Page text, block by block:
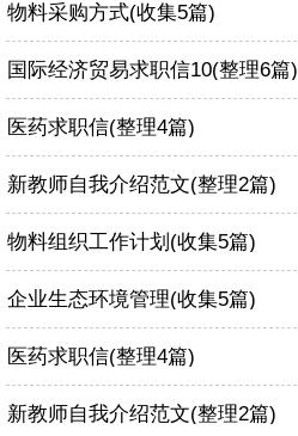
物料采购方式(收集5篇)
国际经济贸易求职信10(整理6篇)
医药求职信(整理4篇)
新教师自我介绍范文(整理2篇)
物料组织工作计划(收集5篇)
企业生态环境管理(收集5篇)
医药求职信(整理4篇)
新教师自我介绍范文(整理2篇)